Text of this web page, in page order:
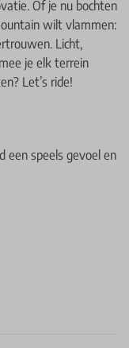
Of je nu bochten
wilt vlammen:
Licht,
je elk terrein
Let’s ride!
een speels gevoel en